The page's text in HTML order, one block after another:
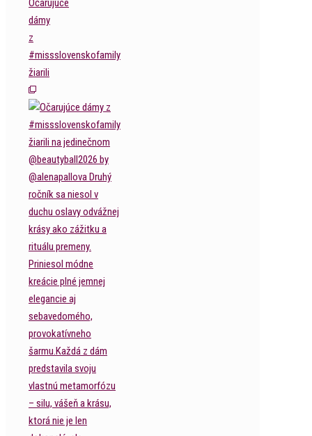
dámy
z
#missslovenskofamily
žiarili